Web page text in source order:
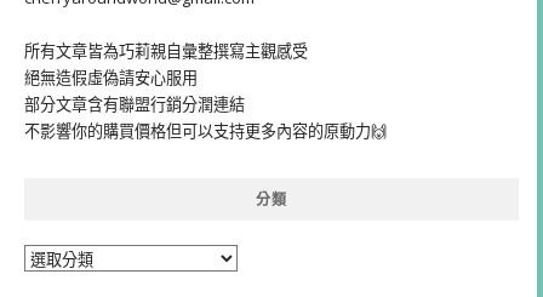
所有文章皆為巧莉親自彙整撰寫主觀感受
絕無造假虛偽請安心服用
部分文章含有聯盟行銷分潤連結
不影響你的購買價格但可以支持更多內容的原動力🙌
分類
分